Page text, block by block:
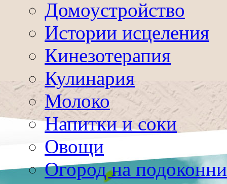
Домоустройство
Истории исцеления
Кинезотерапия
Кулинария
Молоко
Напитки и соки
Овощи
Огород на